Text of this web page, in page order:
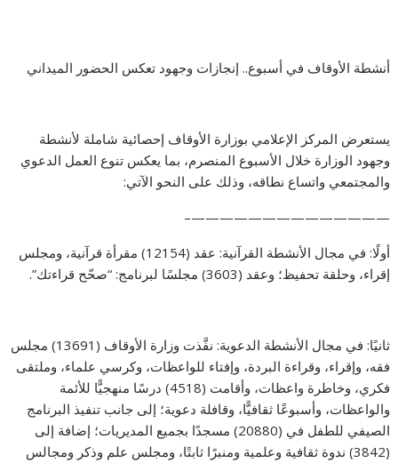
أنشطة الأوقاف في أسبوع.. إنجازات وجهود تعكس الحضور الميداني
يستعرض المركز الإعلامي بوزارة الأوقاف إحصائية شاملة لأنشطة
وجهود الوزارة خلال الأسبوع المنصرم، بما يعكس تنوع العمل الدعوي
والمجتمعي واتساع نطاقه، وذلك على النحو الآتي:
——————————————–
أولًا: في مجال الأنشطة القرآنية: عقد (12154) مقرأة قرآنية، ومجلس
إقراء، وحلقة تحفيظ؛ وعقد (3603) مجلسًا لبرنامج: “صحّح قراءتك”.
ثانيًا: في مجال الأنشطة الدعوية: نفَّذت وزارة الأوقاف (13691) مجلس
فقه، وإقراء، وقراءة البردة، وإفتاء للواعظات، وكرسي علماء، وملتقى
فكري، وخاطرة واعظات، وأقامت (4518) درسًا منهجيًّا للأئمة
والواعظات، وأسبوعًا ثقافيًّا، وقافلة دعوية؛ إلى جانب تنفيذ البرنامج
الصيفي للطفل في (20880) مسجدًا بجميع المديريات؛ إضافة إلى
(3842) ندوة ثقافية وعلمية ومنبرًا ثابتًا، ومجلس علم وذكر ومجالس